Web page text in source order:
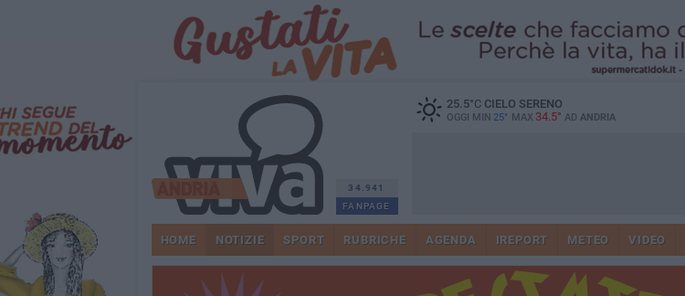
34.941
FANPAGE
25.5°CCIELO SERENO
OGGI MIN 25° MAX 34.5° AD ANDRIA
HOME NOTIZIE SPORT RUBRICHE AGENDA IREPORT METEO VIDEO